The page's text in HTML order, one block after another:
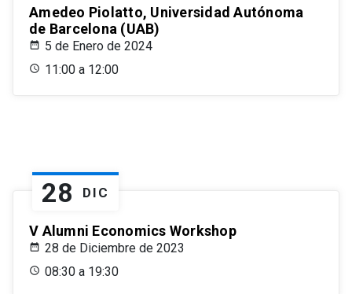
Amedeo Piolatto, Universidad Autónoma
de Barcelona (UAB)
5 de Enero de 2024
11:00 a 12:00
28 DIC
V Alumni Economics Workshop
28 de Diciembre de 2023
08:30 a 19:30